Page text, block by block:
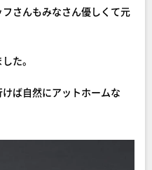
フさんもみなさん優しくて元
た。
ば自然にアットホームな